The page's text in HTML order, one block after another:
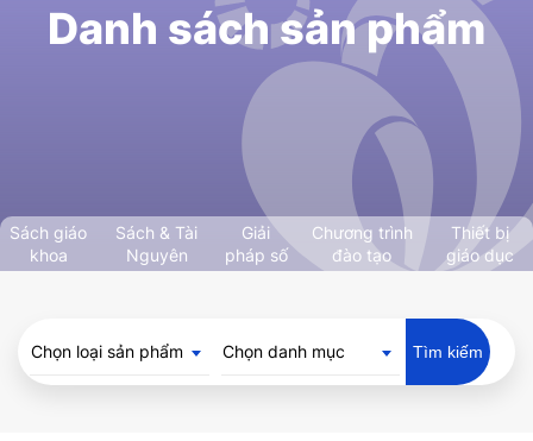
Danh sách sản phẩm
Sách giáo
khoa
Sách & Tài
Nguyên
Giải
pháp số
Chương trình
đào tạo
Thiết bị
giáo dục
Chọn loại sản phẩm Chọn danh mục Tìm kiếm